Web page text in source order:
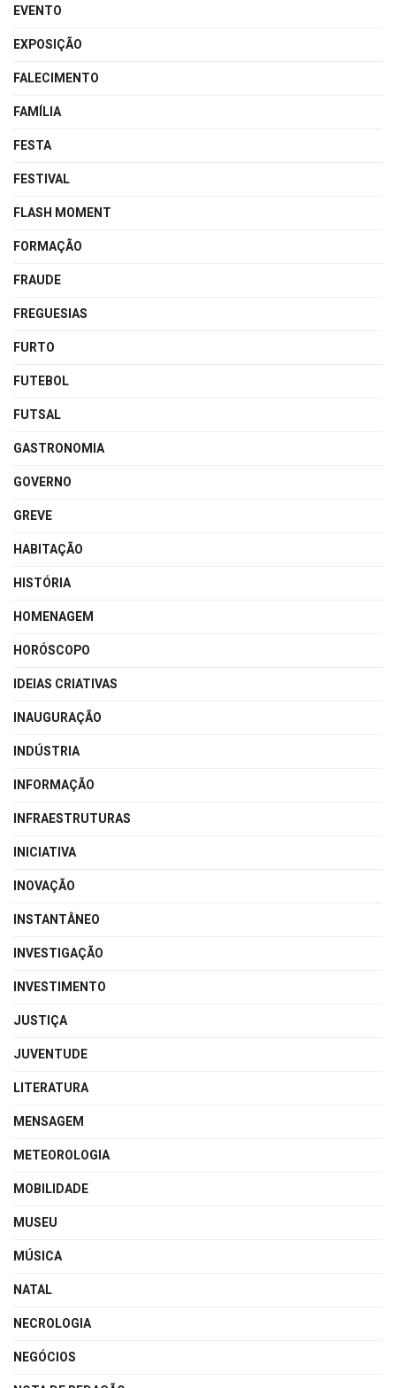
EVENTO
EXPOSIÇÃO
FALECIMENTO
FAMÍLIA
FESTA
FESTIVAL
FLASH MOMENT
FORMAÇÃO
FRAUDE
FREGUESIAS
FURTO
FUTEBOL
FUTSAL
GASTRONOMIA
GOVERNO
GREVE
HABITAÇÃO
HISTÓRIA
HOMENAGEM
HORÓSCOPO
IDEIAS CRIATIVAS
INAUGURAÇÃO
INDÚSTRIA
INFORMAÇÃO
INFRAESTRUTURAS
INICIATIVA
INOVAÇÃO
INSTANTÂNEO
INVESTIGAÇÃO
INVESTIMENTO
JUSTIÇA
JUVENTUDE
LITERATURA
MENSAGEM
METEOROLOGIA
MOBILIDADE
MUSEU
MÚSICA
NATAL
NECROLOGIA
NEGÓCIOS